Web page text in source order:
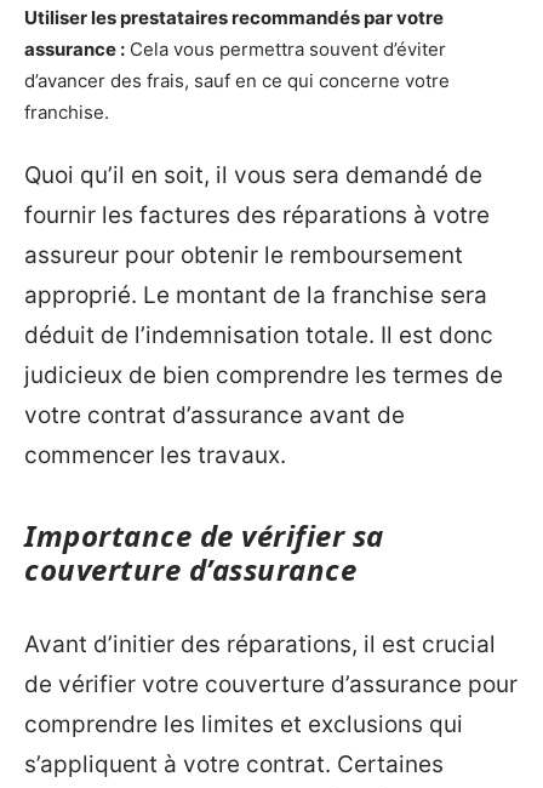
Utiliser les prestataires recommandés par votre
assurance : Cela vous permettra souvent d’éviter
d’avancer des frais, sauf en ce qui concerne votre
franchise.
Quoi qu’il en soit, il vous sera demandé de
fournir les factures des réparations à votre
assureur pour obtenir le remboursement
approprié. Le montant de la franchise sera
déduit de l’indemnisation totale. Il est donc
judicieux de bien comprendre les termes de
votre contrat d’assurance avant de
commencer les travaux.
Importance de vérifier sa
couverture d’assurance
Avant d’initier des réparations, il est crucial
de vérifier votre couverture d’assurance pour
comprendre les limites et exclusions qui
s’appliquent à votre contrat. Certaines